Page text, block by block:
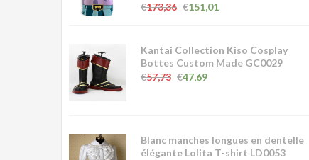
€173,36 €151,01
Kantai Collection Kiso Cosplay
Bottes Custom Made GC0029
€57,73 €47,69
Blanc manches longues en dentelle
élégante Lolita T-shirt LD0053